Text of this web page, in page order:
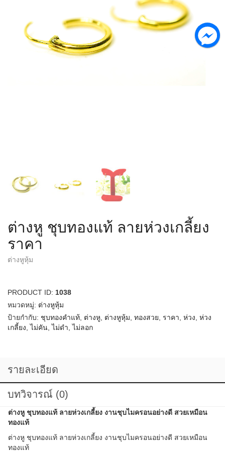
ต่างหู ชุบทองแท้ ลายห่วงเกลี้ยง
ราคา
ต่างหูหุ้ม
PRODUCT ID: 1038
หมวดหมู่: ต่างหูหุ้ม
ป้ายกำกับ: ชุบทองคำแท้ ต่างหู ต่างหูหุ้ม ทองสวย ราคา ห่วง ห่วง
เกลี้ยง ,ไม่คัน ,ไม่ดำ ,ไม่ลอก
รายละเอียด
บทวิจารณ์ (0)
ต่างหู ชุบทองแท้ ลายห่วงเกลี้ยง งานชุบไมครอนอย่างดี สวยเหมือน
ทองแท้
ต่างหู ชุบทองแท้ ลายห่วงเกลี้ยง งานชุบไมครอนอย่างดี สวยเหมือน
ทองแท้